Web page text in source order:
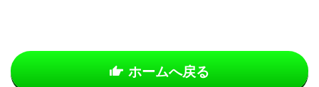
ホームへ戻る